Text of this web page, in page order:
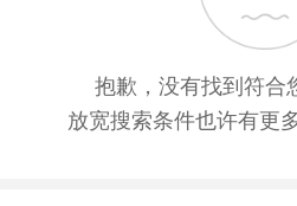
抱歉，没有找到符合
放宽搜索条件也许有更